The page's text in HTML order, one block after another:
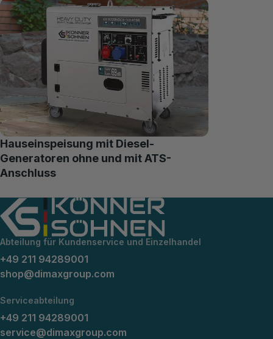
Hauseinspeisung mit Diesel-
Generatoren ohne und mit ATS-
Anschluss
Abteilung für Kundenservice und Einzelhandel
+49 211 94289001
shop@dimaxgroup.com
Serviceabteilung
+49 211 94289001
service@dimaxgroup.com